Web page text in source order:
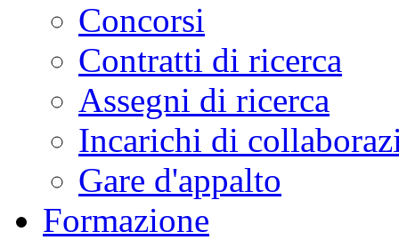
Concorsi
Contratti di ricerca
Assegni di ricerca
Incarichi di
Gare d'appalto
Formazione